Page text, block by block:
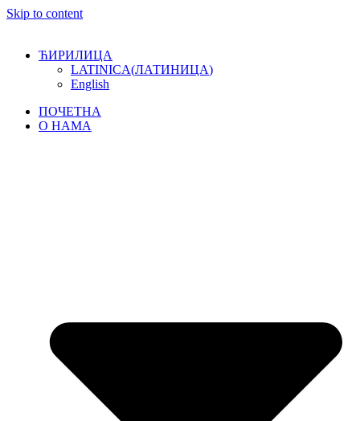
Skip to content
ЋИРИЛИЦА
LATINICA(ЛАТИНИЦА)
English
ПОЧЕТНА
О НАМА